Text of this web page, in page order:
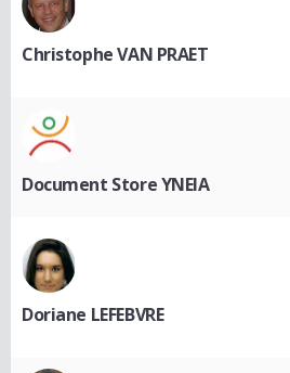
Christophe VAN PRAET
Document Store YNEIA
Doriane LEFEBVRE